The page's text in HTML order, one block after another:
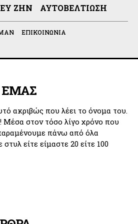
ΕΥ ΖΗΝ ΑΥΤΟΒΕΛΤΊΩΣΗ
ΕΠΙΚΟΙΝΩΝΊΑ
ΕΜΑΣ
ακριβώς που λέει το όνομα του.
Μέσα στον τόσο λίγο χρόνο που
πάνω από όλα
είτε είμαστε 20 είτε 100